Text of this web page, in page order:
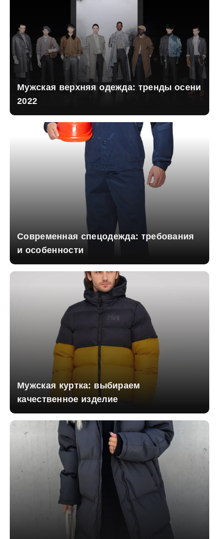
Мужская верхняя одежда: тренды осени
2022
Современная спецодежда: требования
и особенности
Мужская куртка: выбираем
качественное изделие